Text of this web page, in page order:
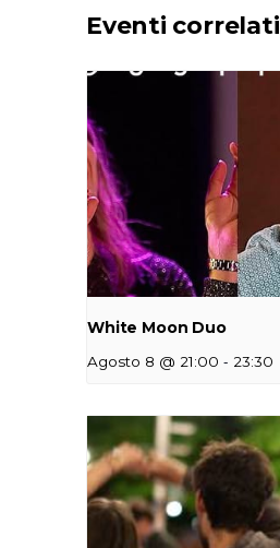
Eventi correlati
White Moon Duo
Agosto 8 @ 21:00 - 23:30